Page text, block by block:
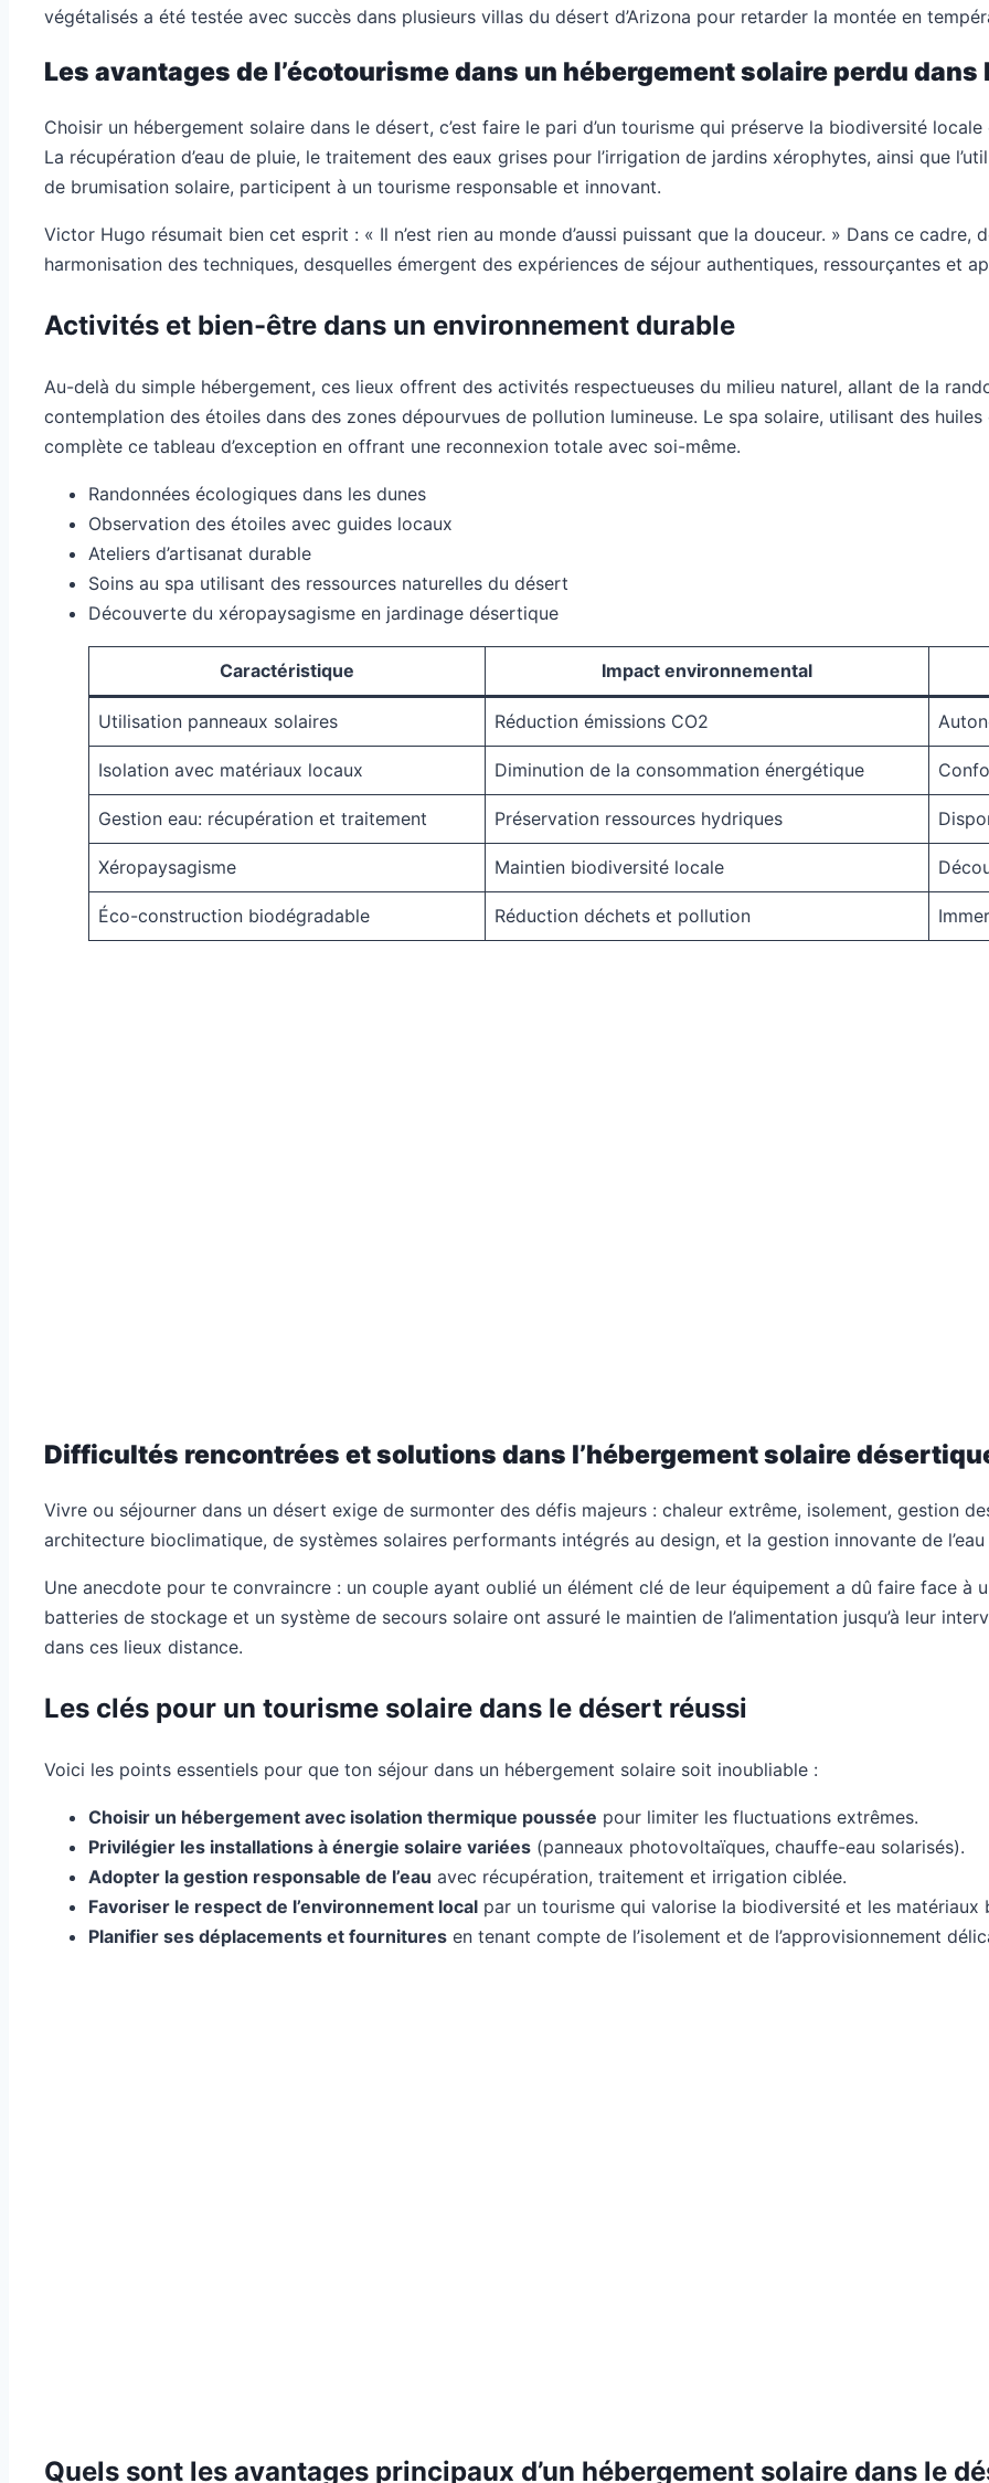
végétalisés a été testée avec succès dans plusieurs villas du désert d’Arizona pour retarder la montée en
Les avantages de l’écotourisme dans un hébergement solaire perdu dans
Choisir un hébergement solaire dans le désert, c’est faire le pari d’un tourisme qui préserve la biodiversité
La récupération d’eau de pluie, le traitement des eaux grises pour l’irrigation de jardins xérophytes, ainsi que
de brumisation solaire, participent à un tourisme responsable et innovant.
Victor Hugo résumait bien cet esprit : « Il n’est rien au monde d’aussi puissant que la douceur. » Dans ce
harmonisation des techniques, desquelles émergent des expériences de séjour authentiques, ressourçantes et
Activités et bien-être dans un environnement durable
Au-delà du simple hébergement, ces lieux offrent des activités respectueuses du milieu naturel, allant de la
contemplation des étoiles dans des zones dépourvues de pollution lumineuse. Le spa solaire, utilisant des
complète ce tableau d’exception en offrant une reconnexion totale avec soi-même.
Randonnées écologiques dans les dunes
Observation des étoiles avec guides locaux
Ateliers d’artisanat durable
Soins au spa utilisant des ressources naturelles du désert
Découverte du xéropaysagisme en jardinage désertique
Caractéristique Impact environnemental
Utilisation panneaux solaires Réduction émissions CO2
Isolation avec matériaux locaux Diminution de la consommation énergétique
Gestion eau: récupération et traitement Préservation ressources hydriques
Xéropaysagisme Maintien biodiversité locale
Éco-construction biodégradable Réduction déchets et pollution
Difficultés rencontrées et solutions dans l’hébergement solaire
Vivre ou séjourner dans un désert exige de surmonter des défis majeurs : chaleur extrême, isolement, gestion
architecture bioclimatique, de systèmes solaires performants intégrés au design, et la gestion innovante de
Une anecdote pour te convraincre : un couple ayant oublié un élément clé de leur équipement a dû faire face à
batteries de stockage et un système de secours solaire ont assuré le maintien de l’alimentation jusqu’à leur
dans ces lieux distance.
Les clés pour un tourisme solaire dans le désert réussi
Voici les points essentiels pour que ton séjour dans un hébergement solaire soit inoubliable :
Choisir un hébergement avec isolation thermique poussée pour limiter les fluctuations extrêmes.
Privilégier les installations à énergie solaire variées (panneaux photovoltaïques, chauffe-eau solarisés).
Adopter la gestion responsable de l’eau avec récupération, traitement et irrigation ciblée.
Favoriser le respect de l’environnement local par un tourisme qui valorise la biodiversité et les matériaux
Planifier ses déplacements et fournitures en tenant compte de l’isolement et de l’approvisionnement
Quels sont les avantages principaux d’un hébergement solaire dans le